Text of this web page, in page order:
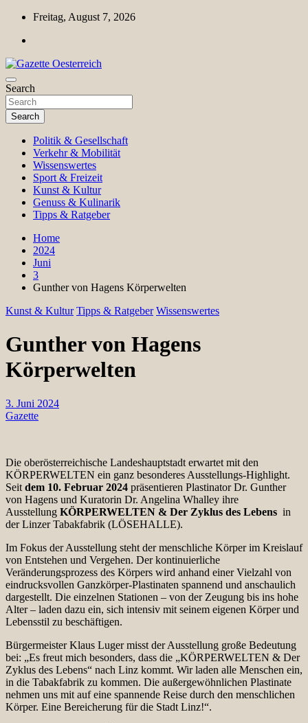
Skip
content
Freitag, August 7, 2026
Gazette Oesterreich
Magazin für Freizeit, Politik, Kultur & Wissenschaft
Search
Search
Politik & Gesellschaft
Verkehr & Mobilität
Wissenswertes
Sport & Freizeit
Kunst & Kultur
Genuss & Kulinarik
Tipps & Ratgeber
Home
2024
Juni
3
Gunther von Hagens Körperwelten
Kunst & Kultur Tipps & Ratgeber Wissenswertes
Gunther von Hagens
Körperwelten
3. Juni 2024
Gazette
Die oberösterreichische Landeshauptstadt erwartet mit den
KÖRPERWELTEN ein ganz besonderes Ausstellungs-Highlight.
Seit dem 10. Februar 2024 präsentieren Plastinator Dr. Gunther
von Hagens und Kuratorin Dr. Angelina Whalley ihre
Ausstellung KÖRPERWELTEN & Der Zyklus des Lebens in
der Linzer Tabakfabrik (LÖSEHALLE).
Im Fokus der Ausstellung steht der menschliche Körper im Kreislauf
von Entstehen und Vergehen. Der kontinuierliche
Veränderungsprozess des Körpers wird anhand einer Vielzahl von
eindrucksvollen Ganzkörper-Plastinaten spannend und anschaulich
dargestellt. Die einzelnen Stationen – von der Zeugung bis ins hohe
Alter – laden dazu ein, sich intensiv mit seinem eigenen Körper und
Lebensstil zu beschäftigen.
Bürgermeister Klaus Luger misst der Ausstellung große Bedeutung
bei: „Es freut mich besonders, dass die „KÖRPERWELTEN & Der
Zyklus des Lebens“ nach Linz kommt. Wir laden alle Menschen ein,
in die Tabakfabrik zu kommen. Die außergewöhnlichen Plastinate
nehmen uns mit auf eine spannende Reise durch den menschlichen
Körper. Eine Bereicherung für die Stadt Linz!“.